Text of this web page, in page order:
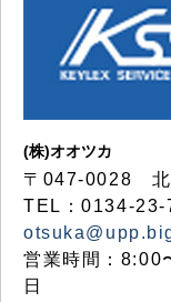
(株)オオツカ
〒047-0028 北
TEL：0134-
営業時間：8:00
日